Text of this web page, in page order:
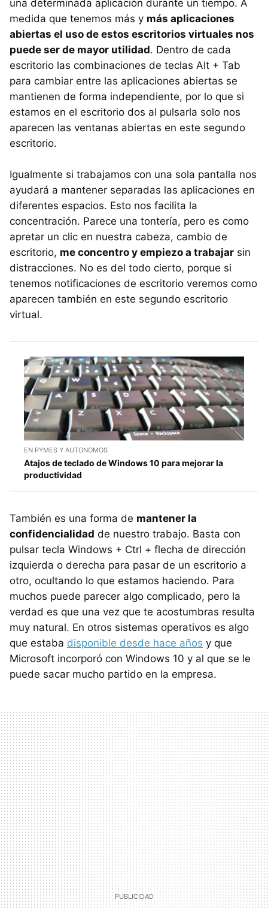
una determinada aplicación durante un tiempo. A
medida que tenemos más y más aplicaciones
abiertas el uso de estos escritorios virtuales nos
puede ser de mayor utilidad. Dentro de cada
escritorio las combinaciones de teclas Alt + Tab
para cambiar entre las aplicaciones abiertas se
mantienen de forma independiente, por lo que si
estamos en el escritorio dos al pulsarla solo nos
aparecen las ventanas abiertas en este segundo
escritorio.
Igualmente si trabajamos con una sola pantalla nos
ayudará a mantener separadas las aplicaciones en
diferentes espacios. Esto nos facilita la
concentración. Parece una tontería, pero es como
apretar un clic en nuestra cabeza, cambio de
escritorio, me concentro y empiezo a trabajar sin
distracciones. No es del todo cierto, porque si
tenemos notificaciones de escritorio veremos como
aparecen también en este segundo escritorio
virtual.
EN PYMES Y AUTONOMOS
Atajos de teclado de Windows 10 para mejorar la
productividad
También es una forma de mantener la
confidencialidad de nuestro trabajo. Basta con
pulsar tecla Windows + Ctrl + flecha de dirección
izquierda o derecha para pasar de un escritorio a
otro, ocultando lo que estamos haciendo. Para
muchos puede parecer algo complicado, pero la
verdad es que una vez que te acostumbras resulta
muy natural. En otros sistemas operativos es algo
que estaba disponible desde hace años y que
Microsoft incorporó con Windows 10 y al que se le
puede sacar mucho partido en la empresa.